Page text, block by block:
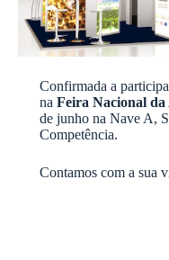
Confirmada a
na Feira Nacional
de junho na Nave A,
Competência.
Contamos com a sua